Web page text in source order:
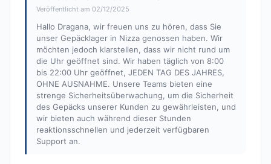
Veröffentlicht am 02/12/2025
Hallo Dragana, wir freuen uns zu hören, dass Sie
unser Gepäcklager in Nizza genossen haben. Wir
möchten jedoch klarstellen, dass wir nicht rund um
die Uhr geöffnet sind. Wir haben täglich von 8:00
bis 22:00 Uhr geöffnet, JEDEN TAG DES JAHRES,
OHNE AUSNAHME. Unsere Teams bieten eine
strenge Sicherheitsüberwachung, um die Sicherheit
des Gepäcks unserer Kunden zu gewährleisten, und
wir bieten auch während dieser Stunden
reaktionsschnellen und jederzeit verfügbaren
Support an.